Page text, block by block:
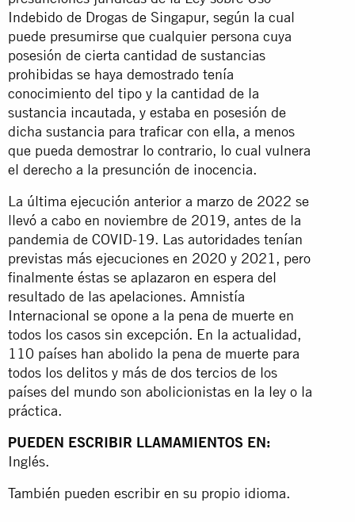
Indebido de Drogas de Singapur, según la cual
puede presumirse que cualquier persona cuya
posesión de cierta cantidad de sustancias
prohibidas se haya demostrado tenía
conocimiento del tipo y la cantidad de la
sustancia incautada, y estaba en posesión de
dicha sustancia para traficar con ella, a menos
que pueda demostrar lo contrario, lo cual vulnera
el derecho a la presunción de inocencia.
La última ejecución anterior a marzo de 2022 se
llevó a cabo en noviembre de 2019, antes de la
pandemia de COVID-19. Las autoridades tenían
previstas más ejecuciones en 2020 y 2021, pero
finalmente éstas se aplazaron en espera del
resultado de las apelaciones. Amnistía
Internacional se opone a la pena de muerte en
todos los casos sin excepción. En la actualidad,
110 países han abolido la pena de muerte para
todos los delitos y más de dos tercios de los
países del mundo son abolicionistas en la ley o la
práctica.
PUEDEN ESCRIBIR LLAMAMIENTOS EN:
Inglés.
También pueden escribir en su propio idioma.